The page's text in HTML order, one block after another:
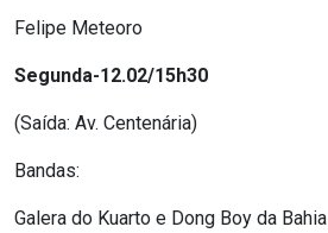
ASSEMBLEIA
RN
ASSISTÊNCIA
MÉDICA
Felipe Meteoro
Segunda-12.02/15h30
(Saída: Av. Centenária)
Bandas:
Galera do Kuarto e Dong Boy da Bahia